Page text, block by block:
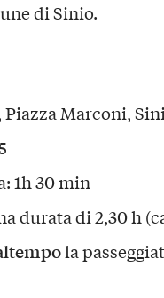
di Sinio.
Piazza Marconi,
1h 30 min
durata di 2,30 h
la